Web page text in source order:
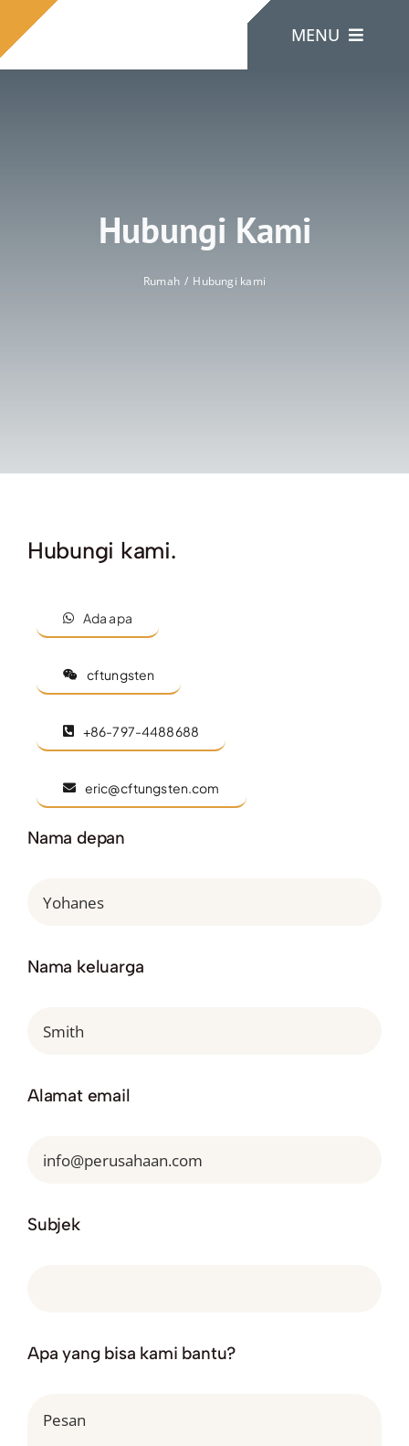
Lewati
konten
MENU
Produk
Hubungi Kami
Rumah Hubungi kami
Hubungi kami.
Ada apa
cftungsten
+86-797-4488688
eric@cftungsten.com
Nama depan
Nama keluarga
Alamat email
Subjek
Apa yang bisa kami bantu?